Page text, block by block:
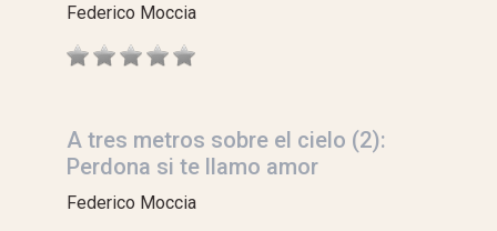
Federico Moccia
A tres metros sobre el cielo (2):
Perdona si te llamo amor
Federico Moccia